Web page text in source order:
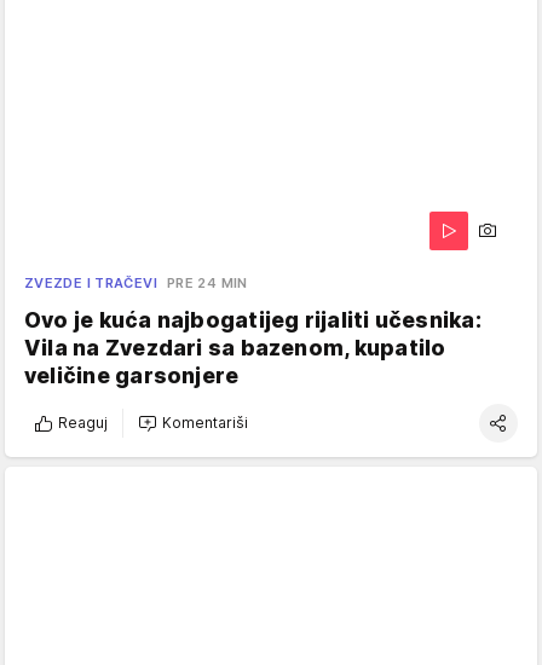
ZVEZDE I TRAČEVI PRE 24 MIN
Ovo je kuća najbogatijeg rijaliti učesnika:
Vila na Zvezdari sa bazenom, kupatilo
veličine garsonjere
Reaguj Komentariši